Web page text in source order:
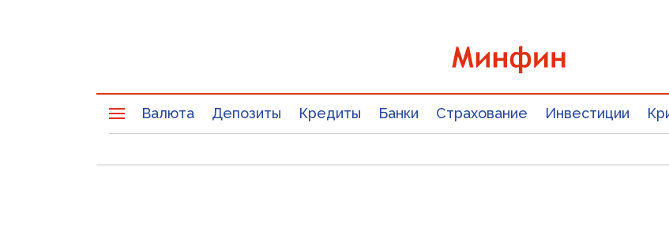
Валюта Депозиты Кредиты Банки Страхование Инвестиции